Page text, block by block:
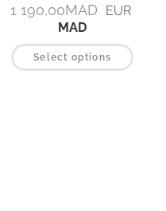
1 190,00MAD
EUR
MAD
Select options